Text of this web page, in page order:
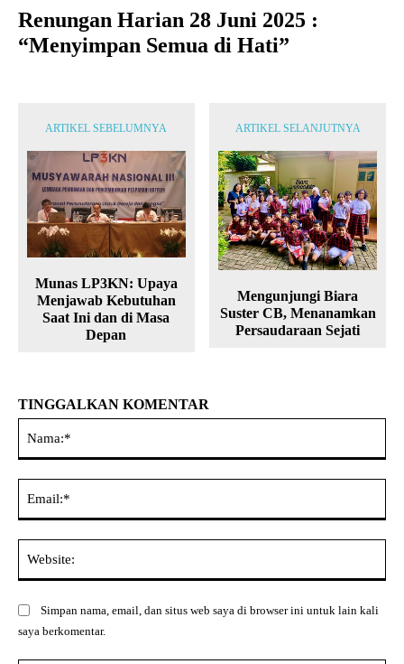
Renungan Harian 28 Juni 2025 :
“Menyimpan Semua di Hati”
ARTIKEL SEBELUMNYA
Munas LP3KN: Upaya
Menjawab Kebutuhan
Saat Ini dan di Masa
Depan
ARTIKEL SELANJUTNYA
Mengunjungi Biara
Suster CB, Menanamkan
Persaudaraan Sejati
TINGGALKAN KOMENTAR
Simpan nama, email, dan situs web saya di browser ini untuk lain kali
saya berkomentar.